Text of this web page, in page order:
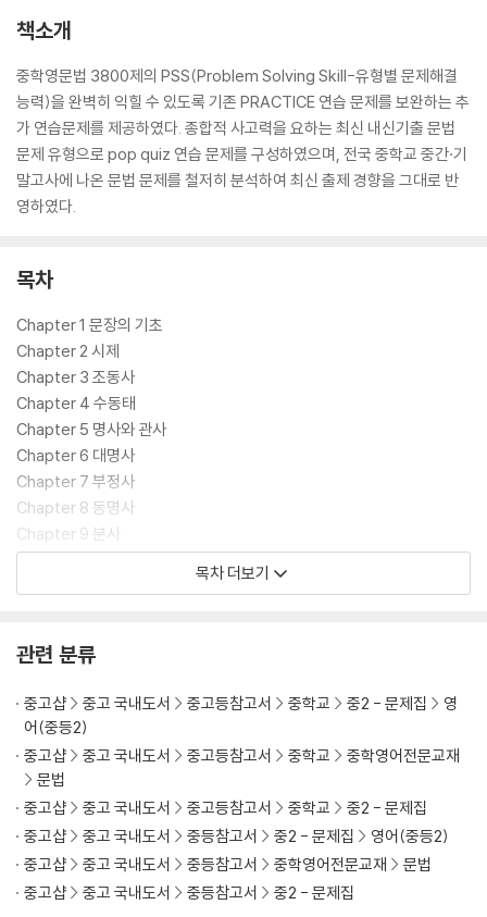
책소개
중학영문법 3800제의 PSS(Problem Solving Skill-유형별 문제해결
능력)을 완벽히 익힐 수 있도록 기존 PRACTICE 연습 문제를 보완하는 추
가 연습문제를 제공하였다. 종합적 사고력을 요하는 최신 내신기출 문법
문제 유형으로 pop quiz 연습 문제를 구성하였으며, 전국 중학교 중간·기
말고사에 나온 문법 문제를 철저히 분석하여 최신 출제 경향을 그대로 반
영하였다.
목차
Chapter 1 문장의 기초
Chapter 2 시제
Chapter 3 조동사
Chapter 4 수동태
Chapter 5 명사와 관사
Chapter 6 대명사
Chapter 7 부정사
Chapter 8 동명사
Chapter 9 분사
Chapter 10 형용사
Chapter 14 관계사
Chapter 16 전치사
Chapter 17 일치·도치·화법 & 속담
목차 더보기
관련 분류
중고샵 중고 국내도서 중고등참고서 중학교 중2 - 문제집
영
어(중등2)
중고샵
중고 국내도서 중고등참고서 중학교
중학영어전문교재
문법
중고샵
중고 국내도서 중고등참고서 중학교
중2 - 문제집
중고샵
중고 국내도서 중등참고서 중2 - 문제집
영어(중등2)
중고샵
중고 국내도서 중등참고서 중학영어전문교재
문법
중고샵
중고 국내도서 중등참고서 중2 - 문제집